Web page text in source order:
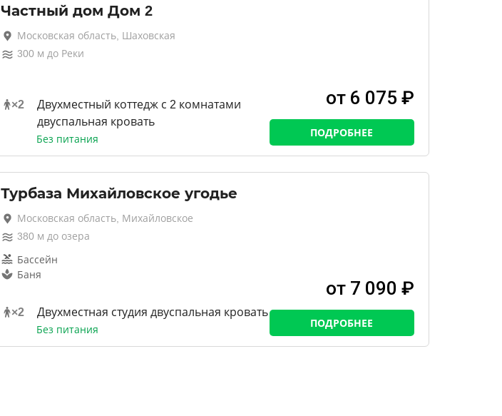
Частный дом Дом 2
Московская область, Шаховская
300 м до Реки
×2
Двухместный коттедж с 2 комнатами
двуспальная кровать
Без питания
от 6 075 ₽
ПОДРОБНЕЕ
Турбаза Михайловское угодье
Московская область, Михайловское
380 м до озера
Бассейн
Баня
×2 Двухместная студия двуспальная кровать
Без питания
от 7 090 ₽
ПОДРОБНЕЕ